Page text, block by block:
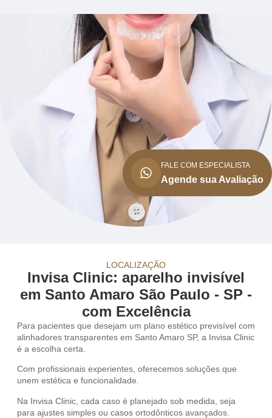
FALE COM ESPECIALISTA
Agende sua Avaliação
LOCALIZAÇÃO
Invisa Clinic: aparelho invisível
em Santo Amaro São Paulo - SP -
com Excelência
Para pacientes que desejam um plano estético previsível com
alinhadores transparentes em Santo Amaro SP, a Invisa Clinic
é a escolha certa.
Com profissionais experientes, oferecemos soluções que
unem estética e funcionalidade.
Na Invisa Clinic, cada caso é planejado sob medida, seja
para ajustes simples ou casos ortodônticos avançados.